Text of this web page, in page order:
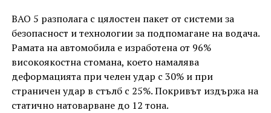
BAO 5 разполага с цялостен пакет от системи за
безопасност и технологии за подпомагане на водача.
Рамата на автомобила е изработена от 96%
високоякостна стомана, което намалява
деформацията при челен удар с 30% и при
страничен удар в стълб с 25%. Покривът издържа на
статично натоварване до 12 тона.